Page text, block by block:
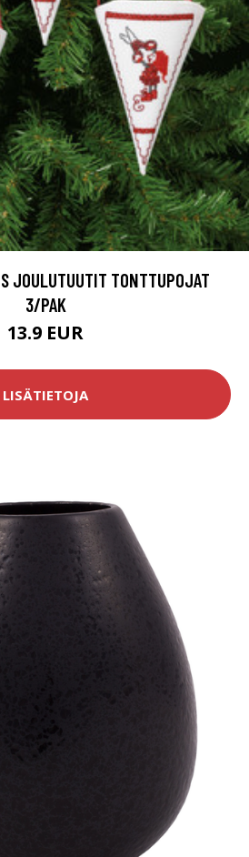
JOULUTUUTIT TONTTUPOJAT
3/PAK
13.9 EUR
LISÄTIETOJA